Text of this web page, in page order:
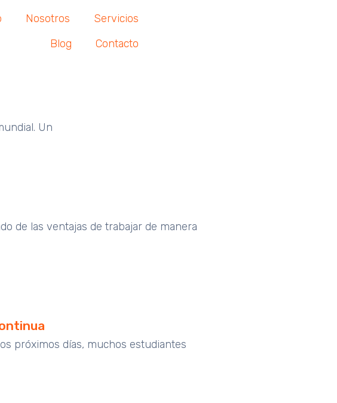
Nosotros
Servicios
Blog
Contacto
Un
de las ventajas de trabajar de manera
próximos días, muchos estudiantes